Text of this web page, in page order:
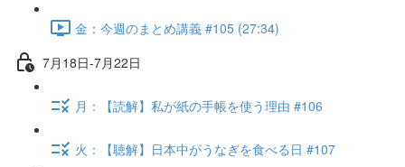
金：今週のまとめ講義 #105 (27:34)
7月18日-7月22日
月：【読解】私が紙の手帳を使う理由 #106
火：【聴解】日本中がうなぎを食べる日 #107